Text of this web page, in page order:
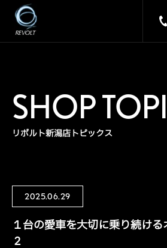
SHOP
リボルト新潟店トピックス
2025.06.29
１台の愛車を大切に乗り続け
２